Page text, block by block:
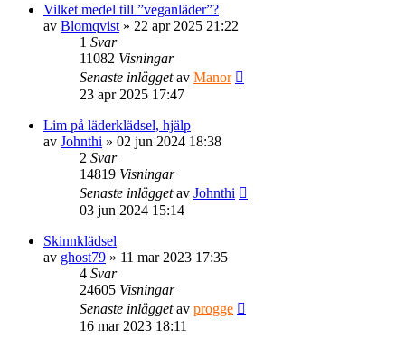
Vilket medel till ”veganläder”?
av Blomqvist » 22 apr 2025 21:22
1 Svar
11082 Visningar
Senaste inläggetav Manor
23 apr 2025 17:47
Lim på läderklädsel, hjälp
av Johnthi » 02 jun 2024 18:38
2 Svar
14819 Visningar
Senaste inläggetav Johnthi
03 jun 2024 15:14
Skinnklädsel
av ghost79 » 11 mar 2023 17:35
4 Svar
24605 Visningar
Senaste inläggetav progge
16 mar 2023 18:11